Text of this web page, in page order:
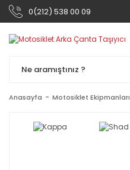
0(212) 538 00 09
Anasayfa Motosiklet Ekipmanları